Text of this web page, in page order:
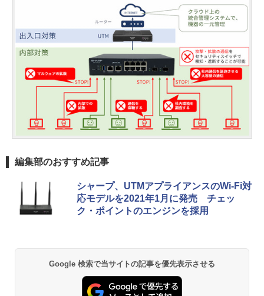
編集部のおすすめ記事
シャープ、UTMアプライアンスのWi-Fi対
応モデルを2021年1月に発売 チェッ
ク・ポイントのエンジンを採用
Google 検索で当サイトの記事を優先表示させる